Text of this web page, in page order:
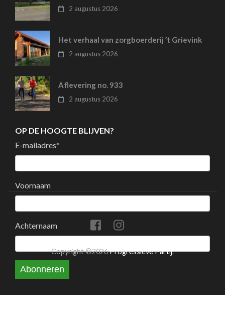
2 augustus 2026
Het verhaal van zorgboerderij ’t Grievink
2 augustus 2026
Aflevering no. 933
2 augustus 2026
OP DE HOOGTE BLIJVEN?
E-mailadres*
Voornaam
Achternaam
Abonneren
Copyright ©2026Progressieve Partij.